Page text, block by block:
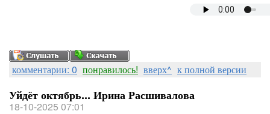
комментарии: 0 понравилось! вверх^ к полной версии
Уйдёт октябрь... Ирина Расшивалова
18-10-2025 07:01